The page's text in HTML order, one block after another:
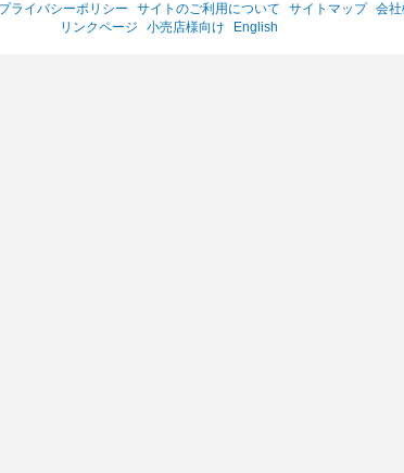
プライバシーポリシー サイトのご利用について サイトマップ
会
リンクページ
小売店様向け English